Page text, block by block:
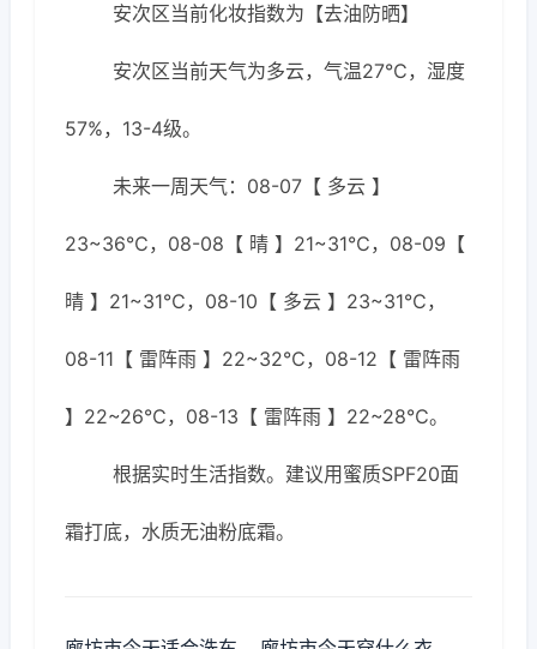
安次区当前化妆指数为【去油防晒】
安次区当前天气为多云，气温27℃，湿度
57%，13-4级。
未来一周天气：08-07【 多云 】
23~36℃，08-08【 晴 】21~31℃，08-09【
晴 】21~31℃，08-10【 多云 】23~31℃，
08-11【 雷阵雨 】22~32℃，08-12【 雷阵雨
】22~26℃，08-13【 雷阵雨 】22~28℃。
根据实时生活指数。建议用蜜质SPF20面
霜打底，水质无油粉底霜。